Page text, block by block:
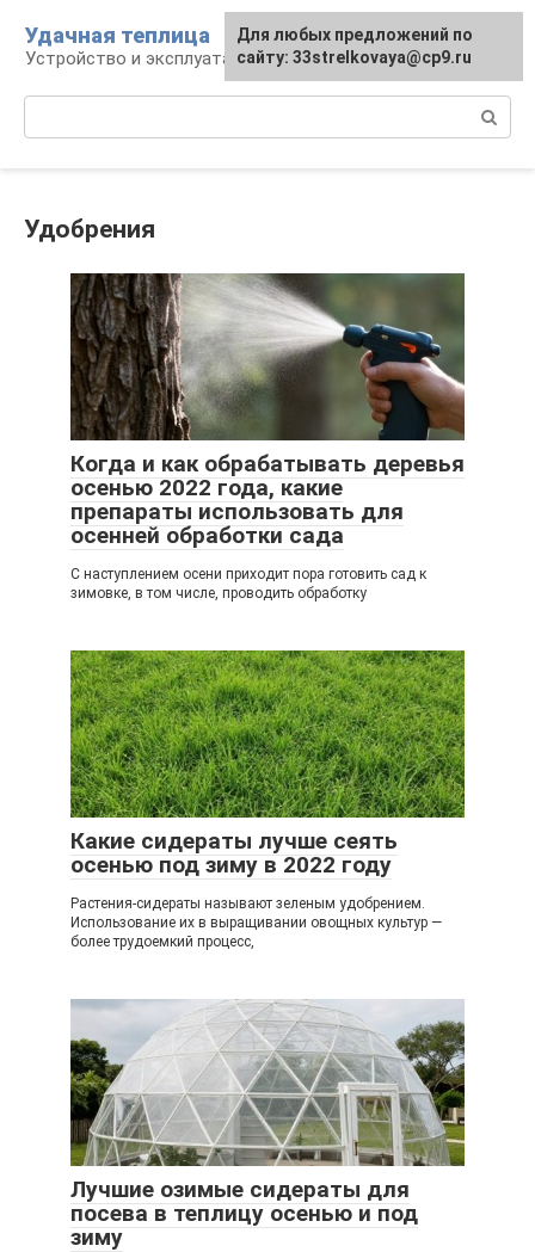
контенту
Удачная теплица
Устройство и эксплуатация теплиц
Удобрения
Когда и как обрабатывать деревья
осенью 2022 года, какие
препараты использовать для
осенней обработки сада
С наступлением осени приходит пора готовить сад к
зимовке, в том числе, проводить обработку
Какие сидераты лучше сеять
осенью под зиму в 2022 году
Растения-сидераты называют зеленым удобрением.
Использование их в выращивании овощных культур —
более трудоемкий процесс,
Лучшие озимые сидераты для
посева в теплицу осенью и под
зиму
Для любых предложений по
сайту: 33strelkovaya@cp9.ru